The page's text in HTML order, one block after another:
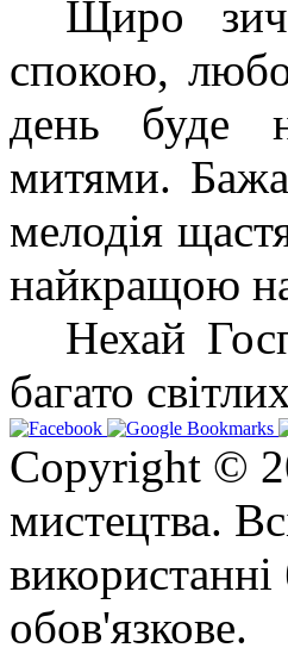
Щиро
спокою,
день буде
митями.
мелодія
найкращою
Нехай
багато
Copyright ©
мистецтва.
обов'язкове.